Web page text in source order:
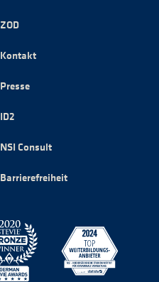
ZOD
Kontakt
Presse
ID2
NSI Consult
Barrierefreiheit